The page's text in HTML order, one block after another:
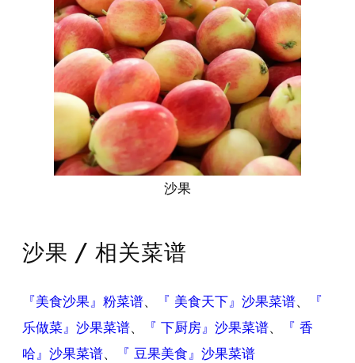
沙果
沙果 / 相关菜谱
『美食沙果』粉菜谱、 『 美食天下』沙果菜谱、
『
乐做菜』沙果菜谱、 『 下厨房』沙果菜谱、
『 香
哈』沙果菜谱、 『 豆果美食』沙果菜谱